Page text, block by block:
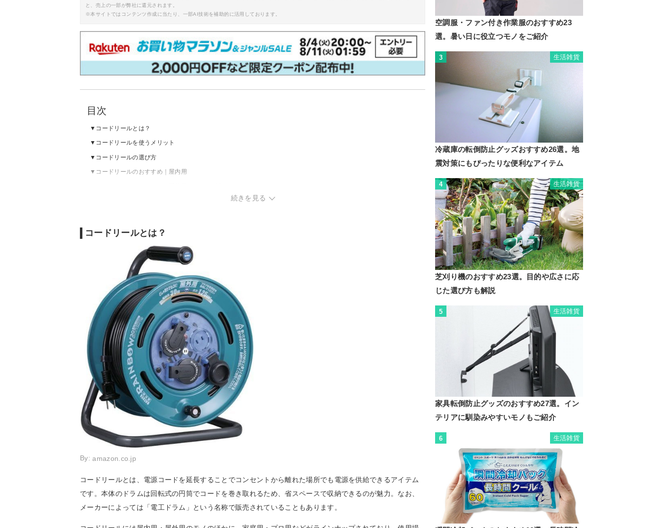
と、売上の一部が弊社に還元されます。
※本サイトではコンテンツ作成に当たり、一部AI技術を補助的に活用しております。
目次
コードリールとは？
コードリールを使うメリット
コードリールの選び方
コードリールのおすすめ｜屋内用
コードリールの売れ筋ランキングをチェック
続きを見る
コードリールとは？
By:amazon.co.jp
コードリールとは、電源コードを延長することでコンセントから離れた場所でも電源を供給できるアイテム
です。本体のドラムは回転式の円筒でコードを巻き取れるため、省スペースで収納できるのが魅力。なお、
メーカーによっては「電工ドラム」という名称で販売されていることもあります。
空調服・ファン付き作業服のおすすめ23
選。暑い日に役立つモノをご紹介
3 生活雑貨
冷蔵庫の転倒防止グッズおすすめ26選。地
震対策にもぴったりな便利なアイテム
4 生活雑貨
芝刈り機のおすすめ23選。目的や広さに応
じた選び方も解説
5 生活雑貨
家具転倒防止グッズのおすすめ27選。イン
テリアに馴染みやすいモノもご紹介
6 生活雑貨